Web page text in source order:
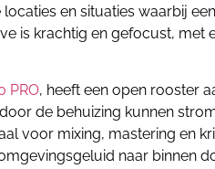
en situaties waarbij een
is krachtig en gefocust, met
PRO, heeft een open rooster
de behuizing kunnen
voor mixing, mastering en
naar binnen